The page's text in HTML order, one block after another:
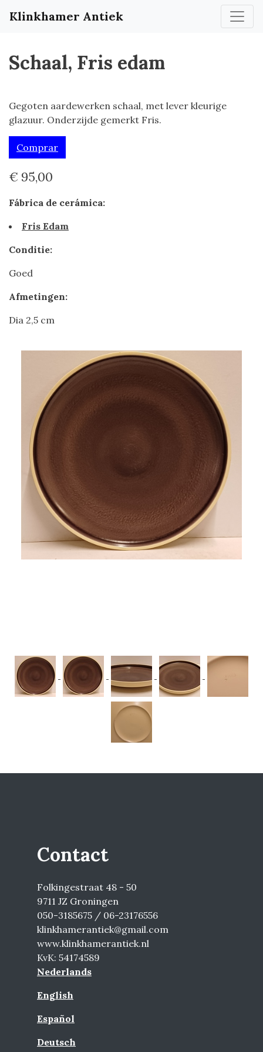
Klinkhamer Antiek
Schaal, Fris edam
Gegoten aardewerken schaal, met lever kleurige
glazuur. Onderzijde gemerkt Fris.
Comprar
€ 95,00
Fábrica de cerámica:
Fris Edam
Conditie:
Goed
Afmetingen:
Dia 2,5 cm
Contact
Folkingestraat 48 - 50
9711 JZ Groningen
050-3185675 / 06-23176556
klinkhamerantiek@gmail.com
www.klinkhamerantiek.nl
KvK: 54174589
Nederlands
English
Español
Deutsch